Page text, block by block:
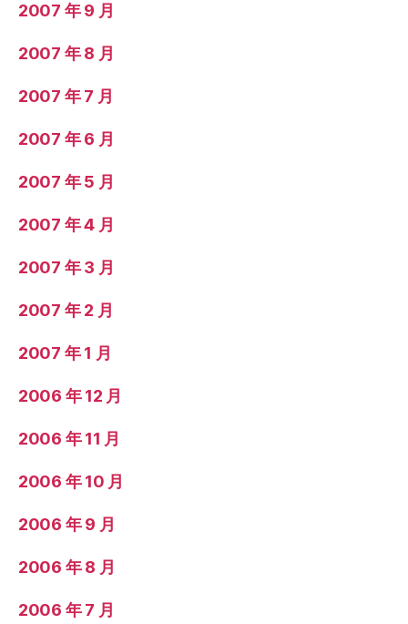
2007 年 9 月
2007 年 8 月
2007 年 7 月
2007 年 6 月
2007 年 5 月
2007 年 4 月
2007 年 3 月
2007 年 2 月
2007 年 1 月
2006 年 12 月
2006 年 11 月
2006 年 10 月
2006 年 9 月
2006 年 8 月
2006 年 7 月